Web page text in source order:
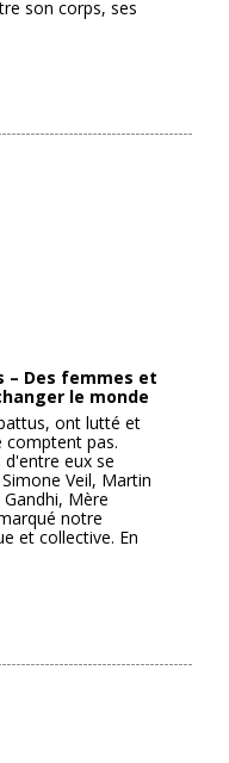
son corps, ses
– Des femmes et
le monde
ont lutté et
comptent pas.
eux se
Veil, Martin
Mère
notre
et collective. En